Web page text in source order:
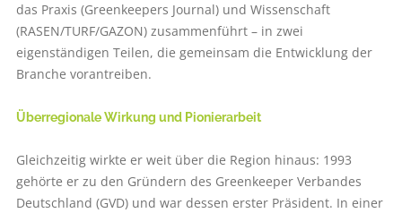
das Praxis (Greenkeepers Journal) und Wissenschaft
(RASEN/TURF/GAZON) zusammenführt – in zwei
eigenständigen Teilen, die gemeinsam die Entwicklung der
Branche vorantreiben.
Überregionale Wirkung und Pionierarbeit
Gleichzeitig wirkte er weit über die Region hinaus: 1993
gehörte er zu den Gründern des Greenkeeper Verbandes
Deutschland (GVD) und war dessen erster Präsident. In einer